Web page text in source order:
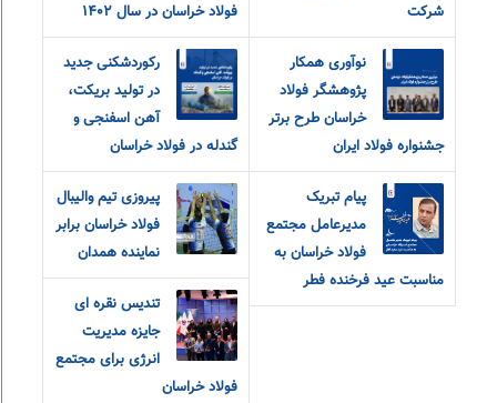
شرکت
فولاد خراسان در سال ۱۴۰۲
نوآوری همکار
پژوهشگر فولاد
خراسان طرح برتر
جشنواره فولاد ایران
رکوردشکنی جدید
در تولید بریکت،
آهن اسفنجی و
گندله در فولاد خراسان
پیام تبریک
مدیرعامل مجتمع
فولاد خراسان به
مناسبت عید فرخنده فطر
پیروزی تیم والیبال
فولاد خراسان برابر
نماینده همدان
تندیس نقره ای
جایزه مدیریت
انرژی برای مجتمع
فولاد خراسان